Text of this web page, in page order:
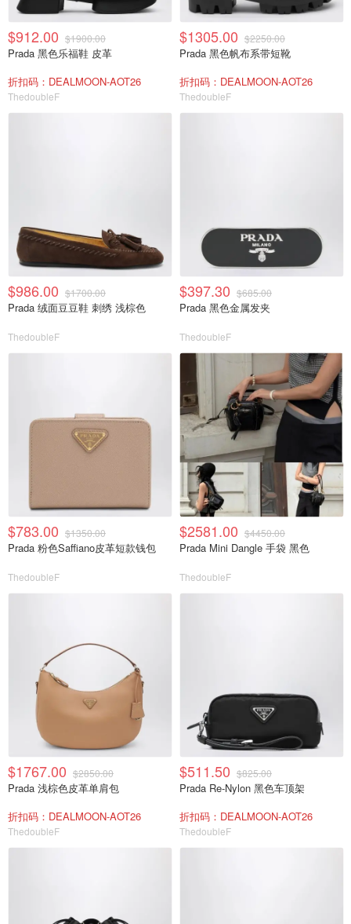
$912.00 $1900.00
Prada 黑色乐福鞋 皮革
折扣码：DEALMOON-AOT26
ThedoubleF
$1305.00 $2250.00
Prada 黑色帆布系带短靴
折扣码：DEALMOON-AOT26
ThedoubleF
$986.00 $1700.00
Prada 绒面豆豆鞋 刺绣 浅棕色
ThedoubleF
$397.30 $685.00
Prada 黑色金属发夹
ThedoubleF
$783.00 $1350.00
Prada 粉色Saffiano皮革短款钱包
ThedoubleF
$2581.00 $4450.00
Prada Mini Dangle 手袋 黑色
ThedoubleF
$1767.00 $2850.00
Prada 浅棕色皮革单肩包
折扣码：DEALMOON-AOT26
ThedoubleF
$511.50 $825.00
Prada Re-Nylon 黑色车顶架
折扣码：DEALMOON-AOT26
ThedoubleF